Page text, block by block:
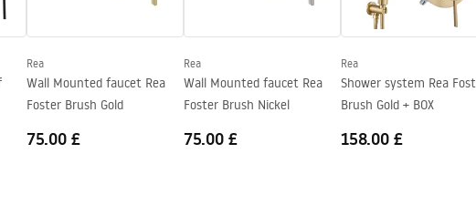
1/2 inch
5 years
Rea
Wall Mounted faucet Rea
Foster Brush Gold
75.00 £
Rea
Wall Mounted faucet Rea
Foster Brush Nickel
75.00 £
Rea
Shower system Rea
Brush Gold + BOX
158.00 £